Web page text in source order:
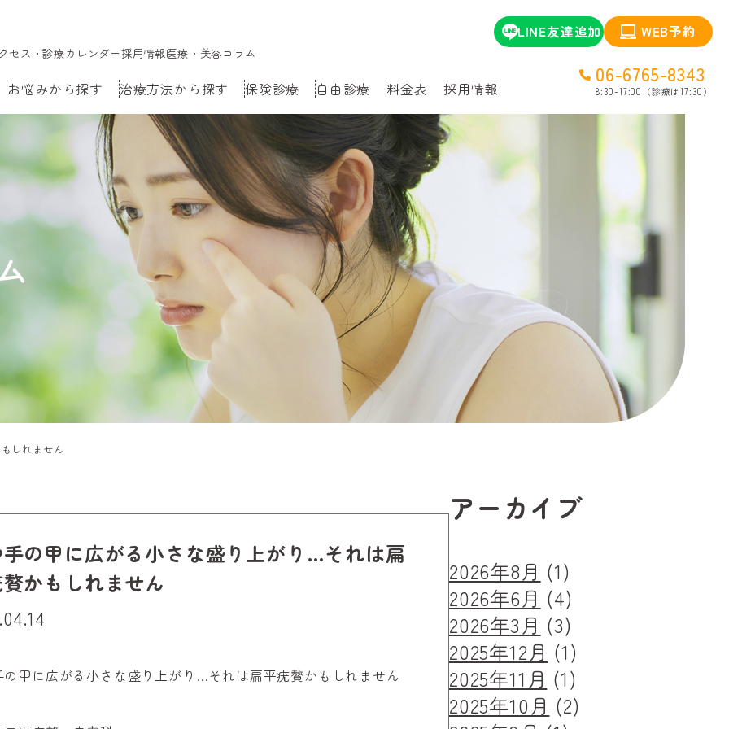
セス・診療カレンダー採用情報医療・美容コラム
LINE友達追加 WEB予約
お悩みから探す 治療方法から探す 保険診療 自由診療 料金表 採用情報
06-6765-8343
8:30-17:00（診療は17:30）
しれません
の甲に広がる小さな盛り上がり…それは扁
かもしれません
の甲に広がる小さな盛り上がり…それは扁平疣贅かもしれません
アーカイブ
2026年8月 (1)
2026年6月 (4)
2026年3月 (3)
2025年12月 (1)
2025年11月 (1)
2025年10月 (2)